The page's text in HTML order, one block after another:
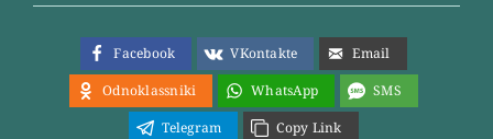
Facebook VKontakte
Email
Odnoklassniki
WhatsApp
SMS
Telegram
Copy Link